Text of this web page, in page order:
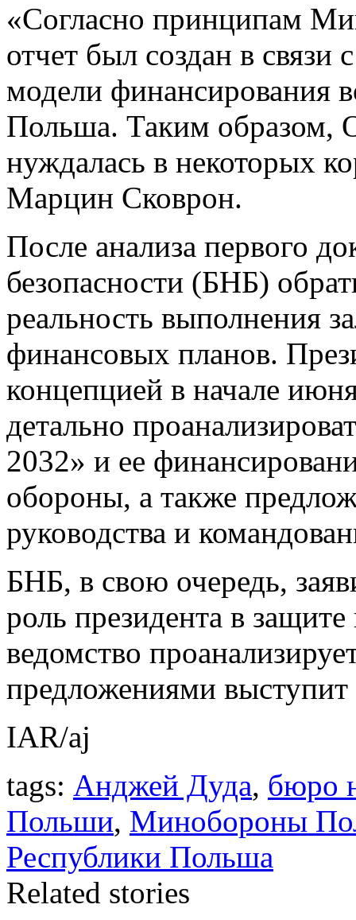
«Согласно принципам
отчет был создан в связи
модели финансирования
Польша. Таким образом,
нуждалась в некоторых
Марцин Сковрон.
После анализа первого
безопасности (БНБ)
реальность выполнения
финансовых планов.
концепцией в начале
детально
2032» и ее
обороны, а также
руководства и
БНБ, в свою очередь,
роль президента в защите
ведомство
предложениями
IAR/aj
tags: Анджей Дуда, бюро
Польши, Минобороны
Республики Польша
Related stories